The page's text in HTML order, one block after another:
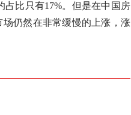
比只有17%。但是在中国房
仍然在非常缓慢的上涨，涨